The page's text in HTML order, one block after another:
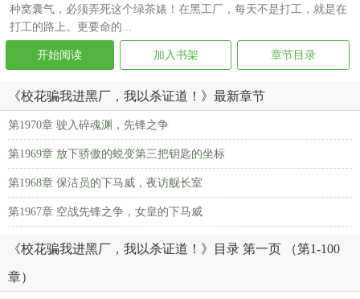
种窝囊气，必须弄死这个绿茶婊！在黑工厂，每天不是打工，就是在
打工的路上。更要命的...
开始阅读 加入书架 章节目录
《校花骗我进黑厂，我以杀证道！》最新章节
第1970章 驶入碎魂渊，先锋之争
第1969章 放下骄傲的蜕变第三把钥匙的坐标
第1968章 保洁员的下马威，夜访舰长室
第1967章 空战先锋之争，女皇的下马威
《校花骗我进黑厂，我以杀证道！》目录 第一页 （第1-100
章）